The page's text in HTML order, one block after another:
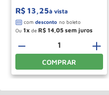
R$ 13,25à vista
Ou 1 de R$ 14 05
＋
－
COMPRAR